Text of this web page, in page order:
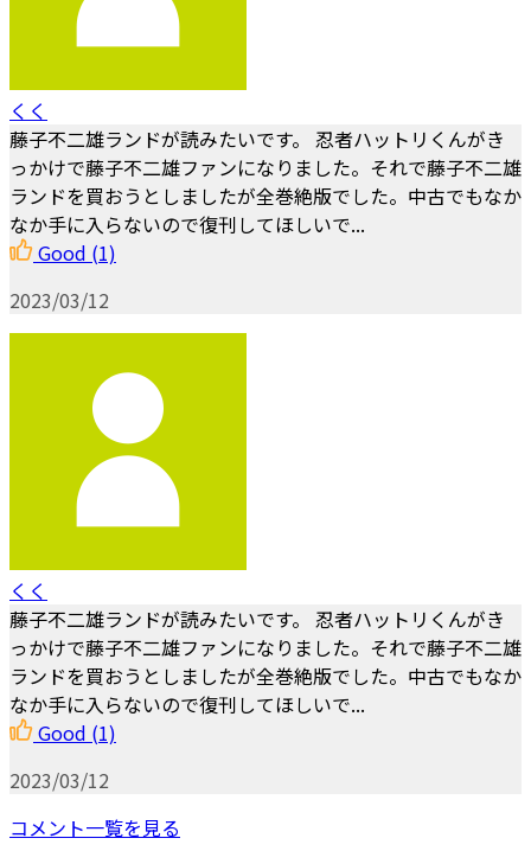
くく
藤子不二雄ランドが読みたいです。 忍者ハットリくんがき
っかけで藤子不二雄ファンになりました。それで藤子不二雄
ランドを買おうとしましたが全巻絶版でした。中古でもなか
なか手に入らないので復刊してほしいで...
Good (1)
2023/03/12
くく
藤子不二雄ランドが読みたいです。 忍者ハットリくんがき
っかけで藤子不二雄ファンになりました。それで藤子不二雄
ランドを買おうとしましたが全巻絶版でした。中古でもなか
なか手に入らないので復刊してほしいで...
Good (1)
2023/03/12
コメント一覧を見る